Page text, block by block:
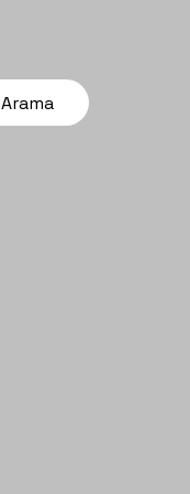
Arama